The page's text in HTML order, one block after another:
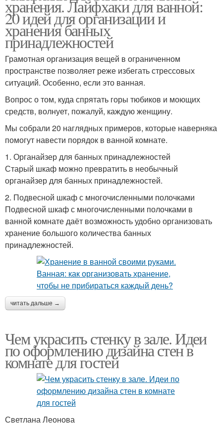
хранения. Лайфхаки для ванной:
20 идей для организации и
хранения банных
принадлежностей
Грамотная организация вещей в ограниченном
пространстве позволяет реже избегать стрессовых
ситуаций. Особенно, если это ванная.
Вопрос о том, куда спрятать горы тюбиков и моющих
средств, волнует, пожалуй, каждую женщину.
Мы собрали 20 наглядных примеров, которые наверняка
помогут навести порядок в ванной комнате.
1. Органайзер для банных принадлежностей
Старый шкаф можно превратить в необычный
органайзер для банных принадлежностей.
2. Подвесной шкаф с многочисленными полочками
Подвесной шкаф с многочисленными полочками в
ванной комнате даёт возможность удобно организовать
хранение большого количества банных
принадлежностей.
читать дальше →
Чем украсить стенку в зале. Идеи
по оформлению дизайна стен в
комнате для гостей
Светлана Леонова